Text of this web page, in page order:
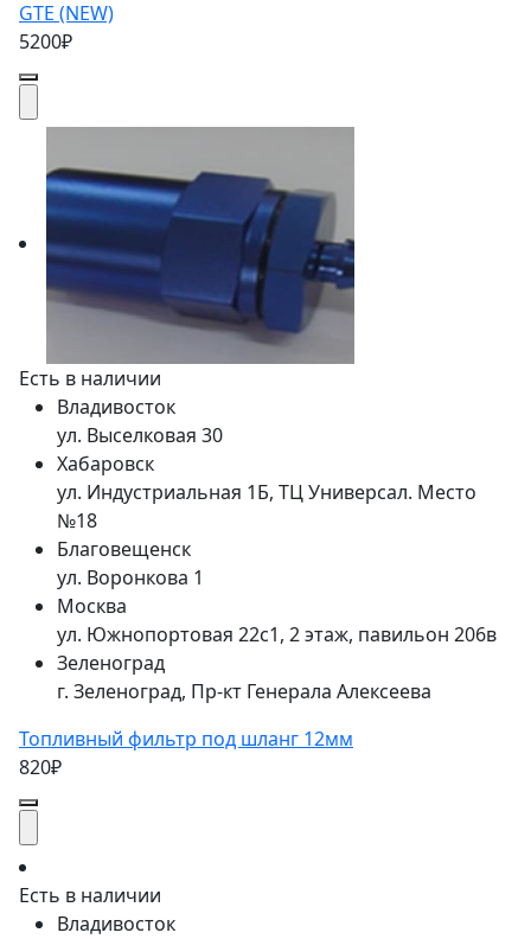
GTE (NEW)
5200₽
Есть в наличии
Владивосток
ул. Выселковая 30
Хабаровск
ул. Индустриальная 1Б, ТЦ Универсал. Место
№18
Благовещенск
ул. Воронкова 1
Москва
ул. Южнопортовая 22с1, 2 этаж, павильон 206в
Зеленоград
г. Зеленоград, Пр-кт Генерала Алексеева
Топливный фильтр под шланг 12мм
820₽
Есть в наличии
Владивосток